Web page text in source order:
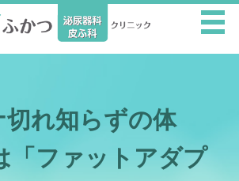
切れ知らずの体
「ファットアダプ